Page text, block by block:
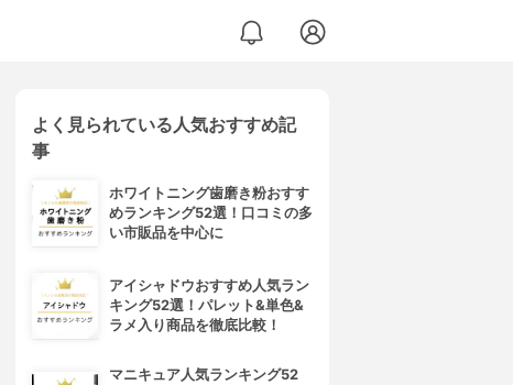
よく見られている人気おすすめ記
事
ホワイトニング歯磨き粉おすす
めランキング52選！口コミの多
い市販品を中心に
アイシャドウおすすめ人気ラン
キング52選！パレット&単色&
ラメ入り商品を徹底比較！
マニキュア人気ランキング52